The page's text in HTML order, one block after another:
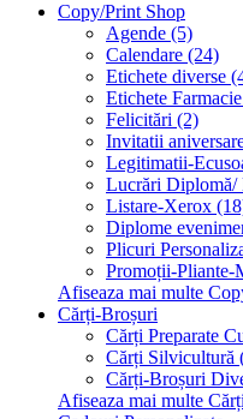
Copy/Print Shop
Agende (5)
Calendare (24)
Etichete diverse
Etichete
Felicitări (2)
Invitatii
Legitimatii-
Lucrări Diplomă/
Listare-Xerox
Diplome
Plicuri
Promoții-Pliante-
Afiseaza mai multe
Cărți-Broșuri
Cărți Preparate
Cărți Silvicultură
Cărți-Broșuri
Afiseaza mai multe